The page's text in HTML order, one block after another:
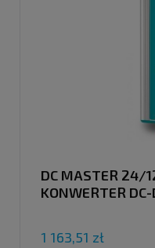
DC MASTER 24/
KONWERTER
1 163,51 zł